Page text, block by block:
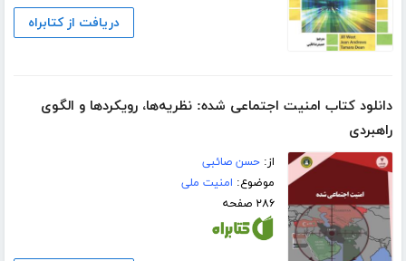
دریافت از کتابراه
دانلود کتاب امنیت اجتماعی شده: نظریه‌ها، رویکردها و الگوی
راهبردی
از:حسن صائبی
موضوع: امنیت ملی
۲۸۶ صفحه